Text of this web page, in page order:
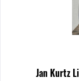
Jan Kurtz